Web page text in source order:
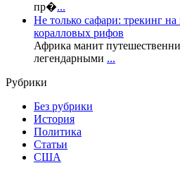
пр�...
Не только сафари: трекинг
коралловых рифов
Африка манит
легендарными ...
Рубрики
Без рубрики
История
Политика
Статьи
США